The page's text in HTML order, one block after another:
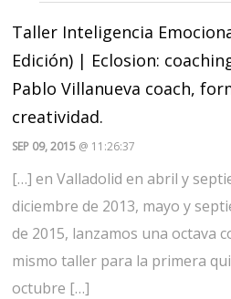
Taller Inteligencia
Edición) | Eclosion:
Pablo Villanueva coach,
creatividad.
SEP 09, 2015 @ 11:26:37
[…] en Valladolid en abril y
diciembre de 2013, mayo y
de 2015, lanzamos una octava
mismo taller para la primera
octubre […]